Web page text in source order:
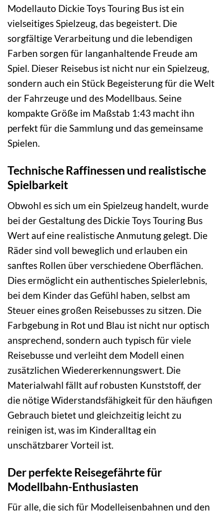
Modellauto Dickie Toys Touring Bus ist ein
vielseitiges Spielzeug, das begeistert. Die
sorgfältige Verarbeitung und die lebendigen
Farben sorgen für langanhaltende Freude am
Spiel. Dieser Reisebus ist nicht nur ein Spielzeug,
sondern auch ein Stück Begeisterung für die Welt
der Fahrzeuge und des Modellbaus. Seine
kompakte Größe im Maßstab 1:43 macht ihn
perfekt für die Sammlung und das gemeinsame
Spielen.
Technische Raffinessen und realistische
Spielbarkeit
Obwohl es sich um ein Spielzeug handelt, wurde
bei der Gestaltung des Dickie Toys Touring Bus
Wert auf eine realistische Anmutung gelegt. Die
Räder sind voll beweglich und erlauben ein
sanftes Rollen über verschiedene Oberflächen.
Dies ermöglicht ein authentisches Spielerlebnis,
bei dem Kinder das Gefühl haben, selbst am
Steuer eines großen Reisebusses zu sitzen. Die
Farbgebung in Rot und Blau ist nicht nur optisch
ansprechend, sondern auch typisch für viele
Reisebusse und verleiht dem Modell einen
zusätzlichen Wiedererkennungswert. Die
Materialwahl fällt auf robusten Kunststoff, der
die nötige Widerstandsfähigkeit für den häufigen
Gebrauch bietet und gleichzeitig leicht zu
reinigen ist, was im Kinderalltag ein
unschätzbarer Vorteil ist.
Der perfekte Reisegefährte für
Modellbahn-Enthusiasten
Für alle, die sich für Modelleisenbahnen und den